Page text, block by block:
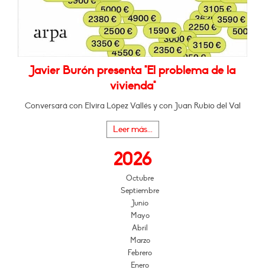
Javier Burón presenta "El problema de la
vivienda"
Conversará con Elvira López Vallés y con Juan Rubio del Val
Leer más...
2026
Octubre
Septiembre
Junio
Mayo
Abril
Marzo
Febrero
Enero